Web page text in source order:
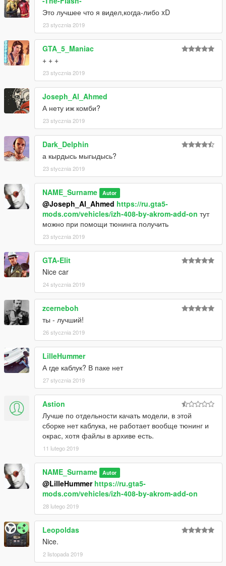
Это лучшее что я видел,когда-либо xD
23 stycznia 2019
GTA_5_Maniac
+ + +
23 stycznia 2019
Joseph_Al_Ahmed
А нету иж комби?
23 stycznia 2019
Dark_Delphin
а кырдысь мыгыдысь?
23 stycznia 2019
NAME_Surname Autor
@Joseph_Al_Ahmed https://ru.gta5-
mods.com/vehicles/izh-408-by-akrom-add-on тут
можно при помощи тюнинга получить
23 stycznia 2019
GTA-Elit
Nice car
24 stycznia 2019
zcerneboh
ты - лучший!
26 stycznia 2019
LilleHummer
А где каблук? В паке нет
27 stycznia 2019
Astion
Лучше по отдельности качать модели, в этой
сборке нет каблука, не работает вообще тюнинг и
окрас, хотя файлы в архиве есть.
11 lutego 2019
NAME_Surname Autor
@LilleHummer https://ru.gta5-
mods.com/vehicles/izh-408-by-akrom-add-on
28 lutego 2019
Leopoldas
Nice.
2 listopada 2019